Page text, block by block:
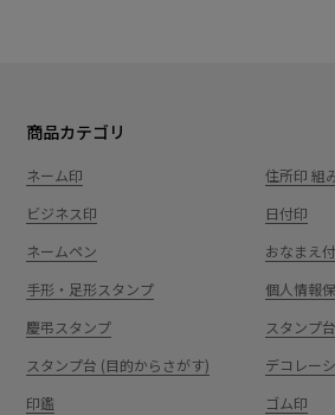
商品カテゴリ
ネーム印
住所印 組
ビジネス印
日付印
ネームペン
おなまえ
手形・足形スタンプ
個人情報
慶弔スタンプ
スタンプ
スタンプ台 (目的からさがす)
デコレー
印鑑
ゴム印